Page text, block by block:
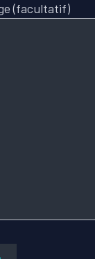
(facultatif)